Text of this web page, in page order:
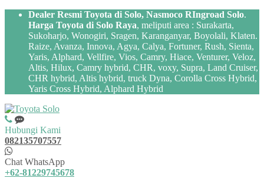
Dealer Resmi Toyota di Solo, Nasmoco RIngroad Solo.
Harga Toyota di Solo Raya, meliputi area : Surakarta,
Sukoharjo, Wonogiri, Sragen, Karanganyar, Boyolali, Klaten.
Raize, Avanza, Innova, Agya, Calya, Fortuner, Rush, Sienta,
Yaris, Alphard, Vellfire, Vios, Camry, Hiace, Venturer, Veloz,
Altis, Hilux, Camry hybrid, CHR, voxy, Supra, Land Cruiser,
CHR hybrid, Altis hybrid, truck Dyna, Corolla Cross Hybrid,
Yaris Cross Hybrid, Alphard Hybrid
Hubungi Kami
082135707557
Chat WhatsApp
+62-81229745678